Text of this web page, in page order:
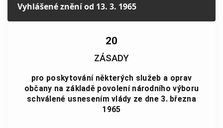
Vyhlášené zněníod 13. 3. 1965
20
ZÁSADY
pro poskytování některých služeb a oprav
občany na základě povolení národního výboru
schválené usnesením vlády ze dne 3. března
1965